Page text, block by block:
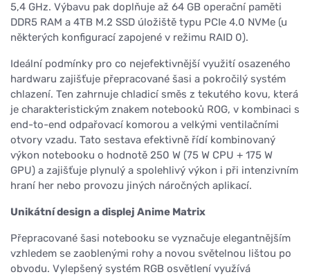
5,4 GHz. Výbavu pak doplňuje až 64 GB operační paměti
DDR5 RAM a 4TB M.2 SSD úložiště typu PCIe 4.0 NVMe (u
některých konfigurací zapojené v režimu RAID 0).
Ideální podmínky pro co nejefektivnější využití osazeného
hardwaru zajišťuje přepracované šasi a pokročilý systém
chlazení. Ten zahrnuje chladicí směs z tekutého kovu, která
je charakteristickým znakem notebooků ROG, v kombinaci s
end-to-end odpařovací komorou a velkými ventilačními
otvory vzadu. Tato sestava efektivně řídí kombinovaný
výkon notebooku o hodnotě 250 W (75 W CPU + 175 W
GPU) a zajišťuje plynulý a spolehlivý výkon i při intenzivním
hraní her nebo provozu jiných náročných aplikací.
Unikátní design a displej Anime Matrix
Přepracované šasi notebooku se vyznačuje elegantnějším
vzhledem se zaoblenými rohy a novou světelnou lištou po
obvodu. Vylepšený systém RGB osvětlení využívá